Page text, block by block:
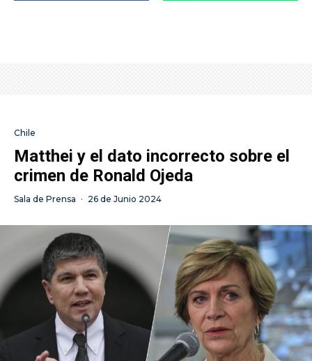
Chile
Matthei y el dato incorrecto sobre el
crimen de Ronald Ojeda
Sala de Prensa · 26 de Junio 2024